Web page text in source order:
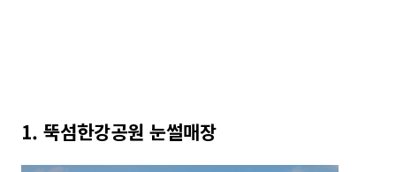
1. 뚝섬한강공원 눈썰매장